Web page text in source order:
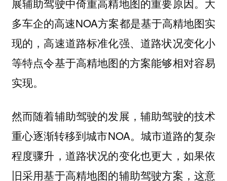
多车企的高速NOA方案都是基于高精地图实
现的，高速道路标准化强、道路状况变化小
等特点令基于高精地图的方案能够相对容易
实现。
然而随着辅助驾驶的发展，辅助驾驶的技术
重心逐渐转移到城市NOA。 城市道路的复杂
程度骤升，道路状况的变化也更大，如果依
旧采用基于高精地图的辅助驾驶方案，这意